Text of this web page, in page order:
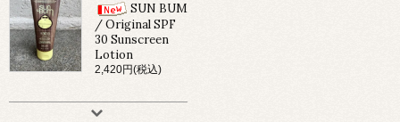
SUN BUM
/ Original SPF
30 Sunscreen
Lotion
2,420円(税込)